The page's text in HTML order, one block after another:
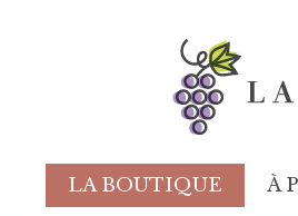
LA BOUTIQUE À